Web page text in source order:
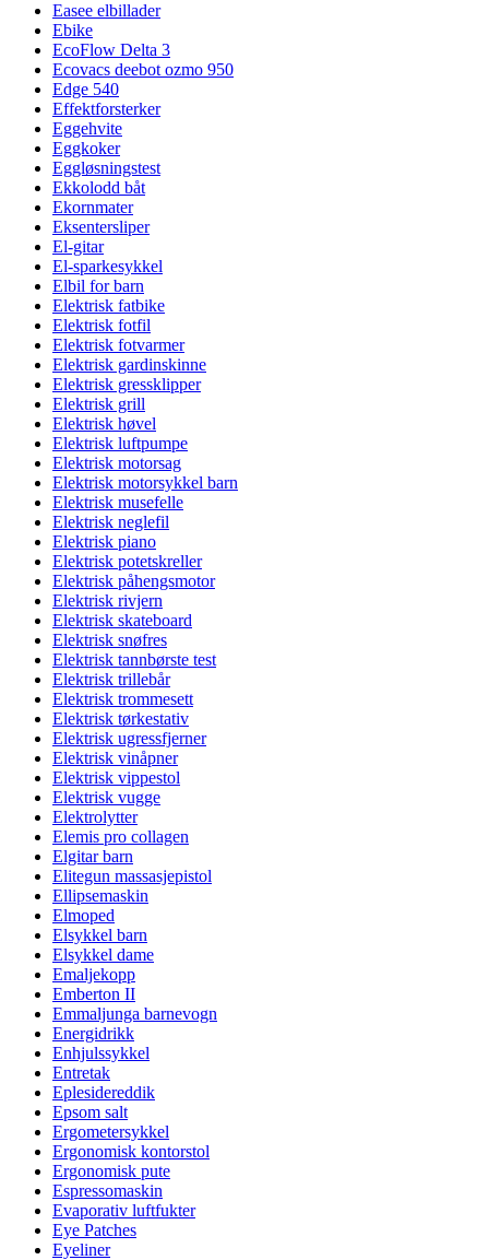
Easee elbillader
Ebike
EcoFlow Delta 3
Ecovacs deebot ozmo 950
Edge 540
Effektforsterker
Eggehvite
Eggkoker
Eggløsningstest
Ekkolodd båt
Ekornmater
Eksentersliper
El-gitar
El-sparkesykkel
Elbil for barn
Elektrisk fatbike
Elektrisk fotfil
Elektrisk fotvarmer
Elektrisk gardinskinne
Elektrisk gressklipper
Elektrisk grill
Elektrisk høvel
Elektrisk luftpumpe
Elektrisk motorsag
Elektrisk motorsykkel barn
Elektrisk musefelle
Elektrisk neglefil
Elektrisk piano
Elektrisk potetskreller
Elektrisk påhengsmotor
Elektrisk rivjern
Elektrisk skateboard
Elektrisk snøfres
Elektrisk tannbørste test
Elektrisk trillebår
Elektrisk trommesett
Elektrisk tørkestativ
Elektrisk ugressfjerner
Elektrisk vinåpner
Elektrisk vippestol
Elektrisk vugge
Elektrolytter
Elemis pro collagen
Elgitar barn
Elitegun massasjepistol
Ellipsemaskin
Elmoped
Elsykkel barn
Elsykkel dame
Emaljekopp
Emberton II
Emmaljunga barnevogn
Energidrikk
Enhjulssykkel
Entretak
Eplesidereddik
Epsom salt
Ergometersykkel
Ergonomisk kontorstol
Ergonomisk pute
Espressomaskin
Evaporativ luftfukter
Eye Patches
Eyeliner